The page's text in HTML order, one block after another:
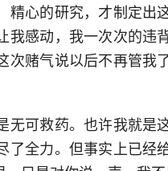
精心的研究，才制定出
我感动，我一次次的违
次赌气说以后不再管我
无可救药。也许我就是
了全力。但事实上已经